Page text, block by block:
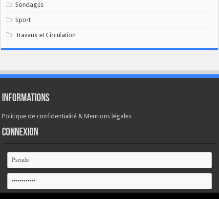
Sondages
Sport
Travaux et Circulation
Informations
Politique de confidentialité & Mentions légales
Connexion